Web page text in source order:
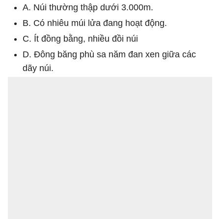
A. Núi thường thập dưới 3.000m.
B. Có nhiêu múi lửa đang hoạt động.
C. Ít đồng bằng, nhiều đồi núi
D. Đông băng phù sa năm đan xen giữa các
dãy núi.